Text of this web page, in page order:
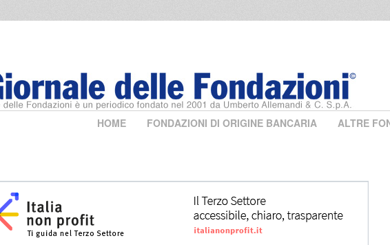
HOME FONDAZIONI DI ORIGINE BANCARIA ALTRE